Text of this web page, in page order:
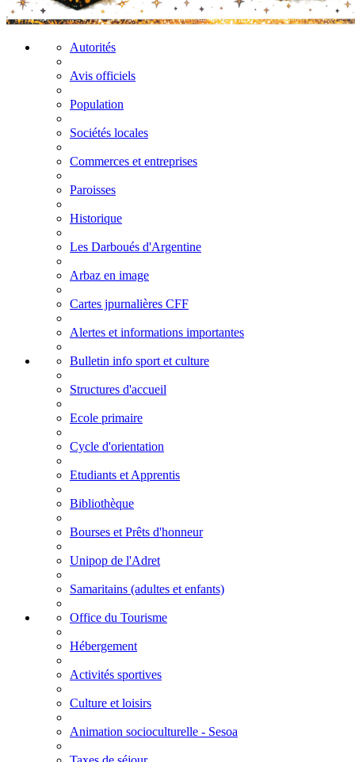
Autorités
Avis officiels
Population
Sociétés locales
Commerces et entreprises
Paroisses
Historique
Les Darboués d'Argentine
Arbaz en image
Cartes jpurnalières CFF
Alertes et informations importantes
Bulletin info sport et culture
Structures d'accueil
Ecole primaire
Cycle d'orientation
Etudiants et Apprentis
Bibliothèque
Bourses et Prêts d'honneur
Unipop de l'Adret
Samaritains (adultes et enfants)
Office du Tourisme
Hébergement
Activités sportives
Culture et loisirs
Animation socioculturelle - Sesoa